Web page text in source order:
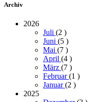
Archiv
2026
Juli (2 )
Juni (5 )
Mai (7 )
April (4 )
März (7 )
Februar(1 )
Januar(2 )
2025